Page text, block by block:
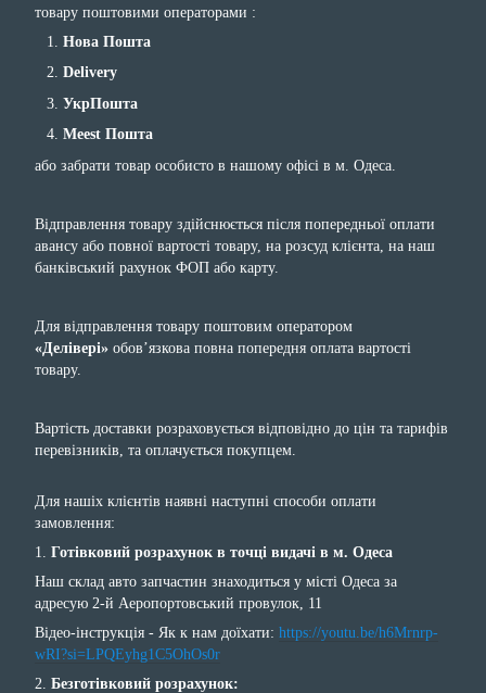
товару поштовими операторами :
Нова Пошта
Delivery
УкрПошта
Meest Пошта
або забрати товар особисто в нашому офісі в м. Одеса.
Відправлення товару здійснюється після попередньої оплати
авансу або повної вартості товару, на розсуд клієнта, на наш
банківський рахунок ФОП або карту.
Для відправлення товару поштовим оператором
«Делівері» обов’язкова повна попередня оплата вартості
товару.
Вартість доставки розраховується відповідно до цін та тарифів
перевізників, та оплачується покупцем.
Для нашіх клієнтів наявні наступні способи оплати
замовлення:
1. Готівковий розрахунок в точці видачі в м. Одеса
Наш склад авто запчастин знаходиться у місті Одеса за
адресую 2-й Аеропортовський провулок, 11
Відео-інструкція - Як к нам доїхати: https://youtu.be/h6Mrnrp-
wRI?si=LPQEyhg1C5OhOs0r
2. Безготівковий розрахунок: